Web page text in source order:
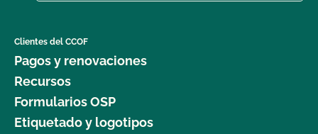
Clientes del CCOF
Pagos y renovaciones
Recursos
Formularios OSP
Etiquetado y logotipos